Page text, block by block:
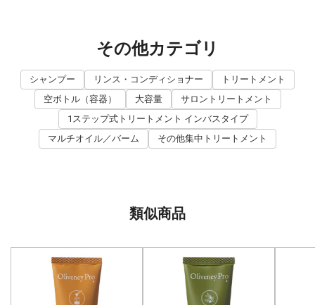
その他カテゴリ
シャンプー リンス・コンディショナー
トリートメント
空ボトル（容器）
大容量
サロントリートメント
1ステップ式トリートメント インバスタイプ
マルチオイル／バーム
その他集中トリートメント
類似商品